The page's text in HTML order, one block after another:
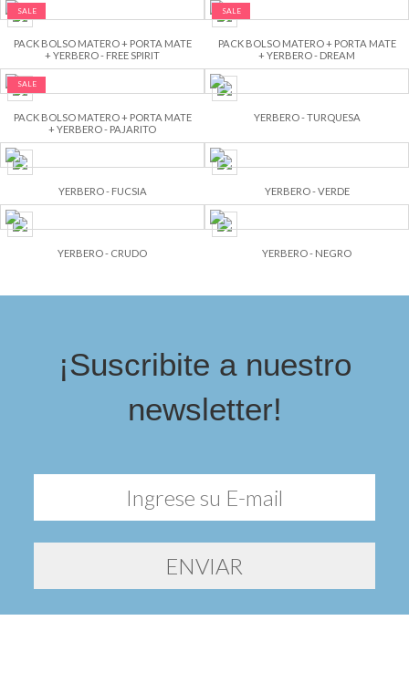
SALE
PACK BOLSO MATERO + PORTA MATE
+ YERBERO - FREE SPIRIT
SALE
PACK BOLSO MATERO + PORTA MATE
+ YERBERO - DREAM
SALE
PACK BOLSO MATERO + PORTA MATE
+ YERBERO - PAJARITO
YERBERO - TURQUESA
YERBERO - FUCSIA YERBERO - VERDE
YERBERO - CRUDO YERBERO - NEGRO
¡Suscribite a nuestro
newsletter!